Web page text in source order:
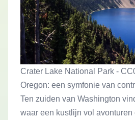
Crater Lake National Park -
Oregon: een symfonie van
Ten zuiden van Washington
waar een kustlijn vol